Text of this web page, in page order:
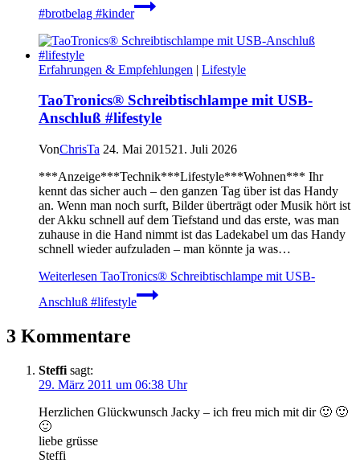
#brotbelag #kinder
Erfahrungen & Empfehlungen | Lifestyle
TaoTronics® Schreibtischlampe mit USB-
Anschluß #lifestyle
VonChrisTa 24. Mai 201521. Juli 2026
***Anzeige***Technik***Lifestyle***Wohnen*** Ihr
kennt das sicher auch – den ganzen Tag über ist das Handy
an. Wenn man noch surft, Bilder überträgt oder Musik hört ist
der Akku schnell auf dem Tiefstand und das erste, was man
zuhause in die Hand nimmt ist das Ladekabel um das Handy
schnell wieder aufzuladen – man könnte ja was…
Weiterlesen TaoTronics® Schreibtischlampe mit USB-
Anschluß #lifestyle
3 Kommentare
Steffi sagt:
29. März 2011 um 06:38 Uhr
Herzlichen Glückwunsch Jacky – ich freu mich mit dir 🙂 🙂
🙂
liebe grüsse
Steffi